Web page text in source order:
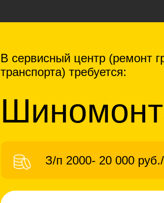
В сервисный центр (ремoнт
транспорта) требуется:
З/п 2000- 20 000